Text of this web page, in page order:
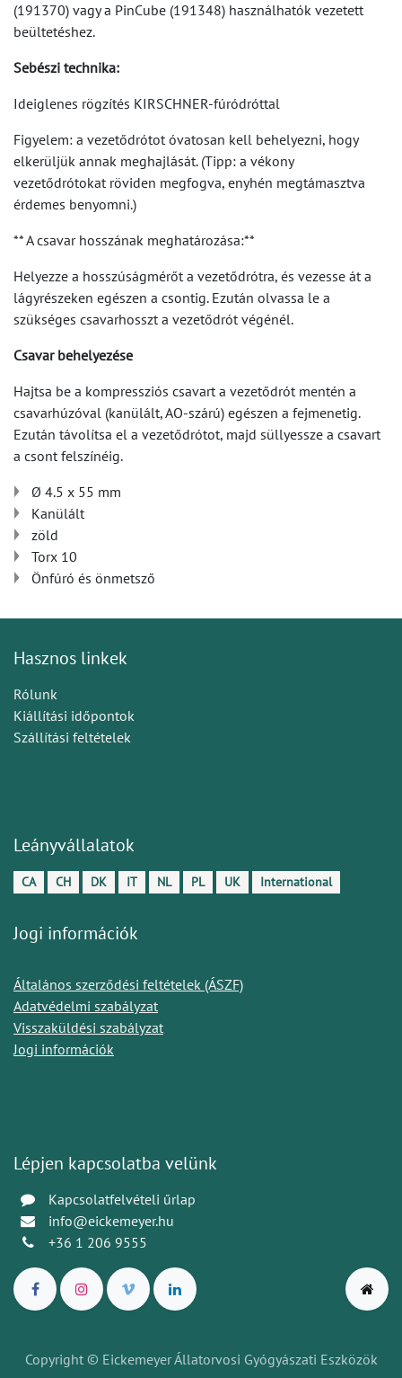
(191370) vagy a PinCube (191348) használhatók vezetett
beültetéshez.
Sebészi technika:
Ideiglenes rögzítés KIRSCHNER-fúródróttal
Figyelem: a vezetődrótot óvatosan kell behelyezni, hogy
elkerüljük annak meghajlását. (Tipp: a vékony
vezetődrótokat röviden megfogva, enyhén megtámasztva
érdemes benyomni.)
** A csavar hosszának meghatározása:**
Helyezze a hosszúságmérőt a vezetődrótra, és vezesse át a
lágyrészeken egészen a csontig. Ezután olvassa le a
szükséges csavarhosszt a vezetődrót végénél.
Csavar behelyezése
Hajtsa be a kompressziós csavart a vezetődrót mentén a
csavarhúzóval (kanülált, AO-szárú) egészen a fejmenetig.
Ezután távolítsa el a vezetődrótot, majd süllyessze a csavart
a csont felszínéig.
Ø 4.5 x 55 mm
Kanülált
zöld
Torx 10
Önfúró és önmetsző
Hasznos linkek
Rólunk
Kiállítási időpontok
Szállítási feltételek
Leányvállalatok
CA CH DK IT NL PL UK International
Jogi információk
Általános szerződési feltételek (ÁSZF)
Adatvédelmi szabályzat
Visszaküldési szabályzat
Jogi információk
Lépjen kapcsolatba velünk
Kapcsolatfelvételi űrlap
info@eickemeyer.hu
+36 1 206 9555
Copyright © Eickemeyer Állatorvosi Gyógyászati Eszközök